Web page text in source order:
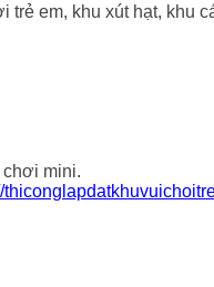
em, khu xút hạt, khu
chơi mini.